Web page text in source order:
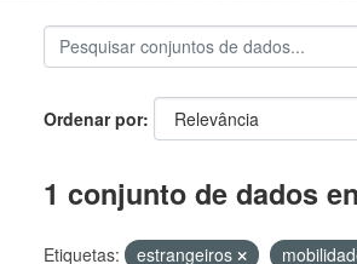
Ordenar por
1 conjunto de dados
Etiquetas: estrangeiros